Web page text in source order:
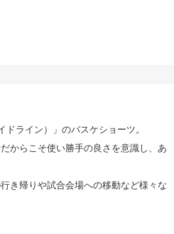
ライン）」のバスケショーツ。
からこそ使い勝手の良さを意識し、あ
き帰りや試合会場への移動など様々な